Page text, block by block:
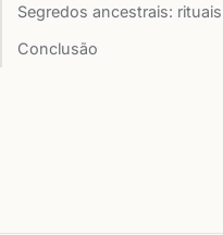
Segredos ancestrais:
Conclusão